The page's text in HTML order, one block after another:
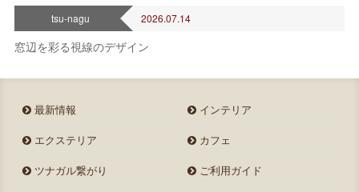
tsu-nagu 2026.07.14
窓辺を彩る視線のデザイン
最新情報
インテリア
エクステリア
カフェ
ツナガル繋がり
ご利用ガイド